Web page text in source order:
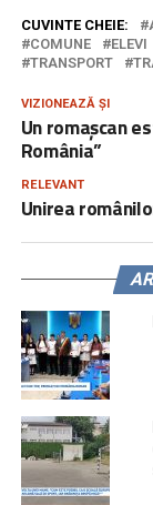
CUVINTE CHEIE:
COMUNE
ELEVI
TRANSPORT
VIZIONEAZĂ ȘI
Un romașcan
România”
RELEVANT
Unirea